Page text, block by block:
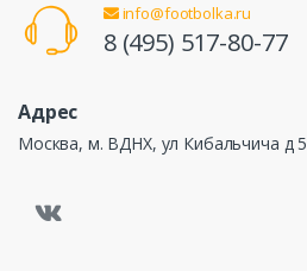
info@footbolka.ru
8 (495) 517-80-77
Адрес
Москва, м. ВДНХ, ул Кибальчича д 5